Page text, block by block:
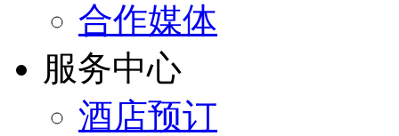
合作媒体
服务中心
酒店预订